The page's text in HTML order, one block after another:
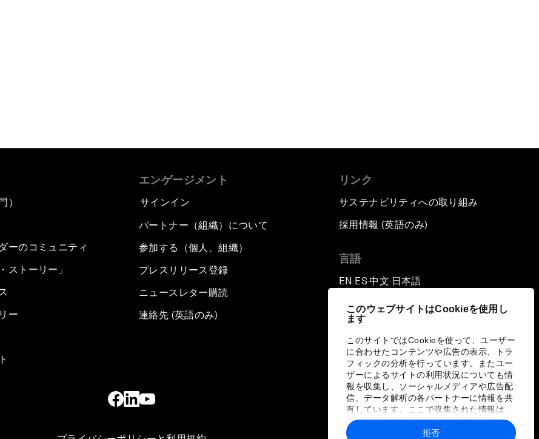
このウェブサイトはCookieを使用し
ます
このサイトではCookieを使って、ユーザー
に合わせたコンテンツや広告の表示、トラ
フィックの分析を行っています。またユー
ザーによるサイトの利用状況についても情
報を収集し、ソーシャルメディアや広告配
信、データ解析の各パートナーに情報を共
有しています。ここで収集された情報は、
ユーザーが各パートナーに提供した他の情
報や各パートナーのサービスを使用した際
拒否
）
ーのコミュニティ
ストーリー」
ー
エンゲージメント
サインイン
パートナー（組織）について
参加する（個人、組織）
プレスリリース登録
ニュースレター購読
連絡先 (英語のみ)
リンク
サステナビリティへの取り組み
採用情報 (英語のみ)
言語
EN ▪ ES▪中文▪ 日本語